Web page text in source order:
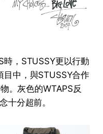
時，STUSSY更以行動
目中，與STUSSY合作
。灰色的WTAPS反
十分超前。